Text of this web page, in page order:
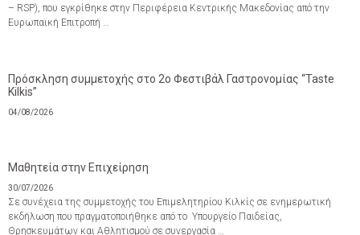
– RSP), που εγκρίθηκε στην Περιφέρεια Κεντρικής Μακεδονίας από την
Ευρωπαϊκή Επιτροπή …
Πρόσκληση συμμετοχής στο 2ο Φεστιβάλ Γαστρονομίας “Taste
Kilkis”
04/08/2026
Μαθητεία στην Επιχείρηση
30/07/2026
Σε συνέχεια της συμμετοχής του Επιμελητηρίου Κιλκίς σε ενημερωτική
εκδήλωση που πραγματοποιήθηκε από το Υπουργείο Παιδείας,
Θρησκευμάτων και Αθλητισμού σε συνεργασία …